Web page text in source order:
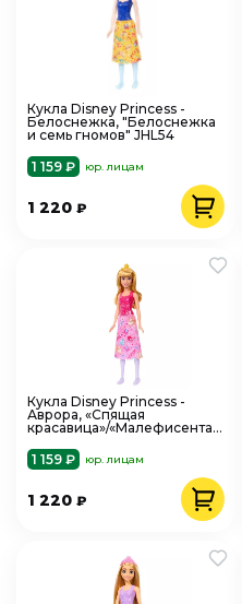
Кукла Disney Princess -
Белоснежка, "Белоснежка
и семь гномов" JHL54
1 159 ₽
юр. лицам
1 220 ₽
Кукла Disney Princess -
Аврора, «Спящая
красавица»/«Малефисента»
1 159 ₽
юр. лицам
1 220 ₽